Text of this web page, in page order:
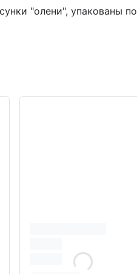
"олени", упакованы по